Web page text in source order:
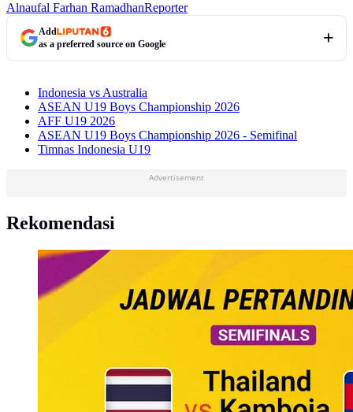
Alnaufal Farhan RamadhanReporter
Add
as a preferred source on Google
Indonesia vs Australia
ASEAN U19 Boys Championship 2026
AFF U19 2026
ASEAN U19 Boys Championship 2026 - Semifinal
Timnas Indonesia U19
Advertisement
Rekomendasi